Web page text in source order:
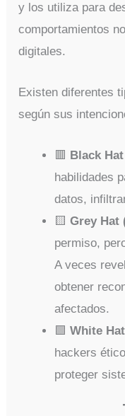
y los utiliza para
comportamientos
digitales.
Existen diferentes
según sus
🟥 Black
habilidades
datos,
🟨Grey Hat
permiso,
A veces
obtener
afectados.
🟩White
hackers
proteger